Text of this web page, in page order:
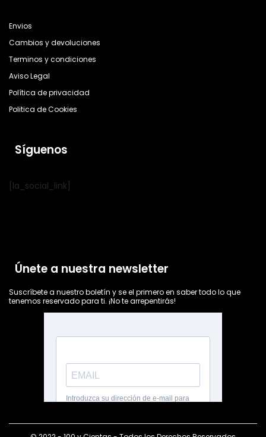
Envios
Cambios y devoluciones
Terminos y condiciones
Aviso Legal
Política de privacidad
Politica de Cookies
Síguenos
[la_social_link]
Únete a nuestra newsletter
Suscríbete a nuestro boletín y se el primero en saber todo lo que
tenemos reservado para ti. ¡No te arrepentirás!